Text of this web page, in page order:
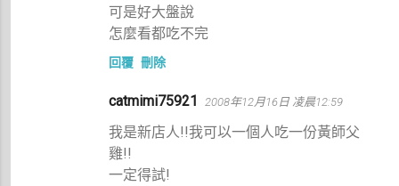
可是好大盤說
怎麼看都吃不完
回覆 刪除
catmimi75921 2008年12月16日 凌晨12:59
我是新店人!!我可以一個人吃一份黃師父
雞!!
一定得試!